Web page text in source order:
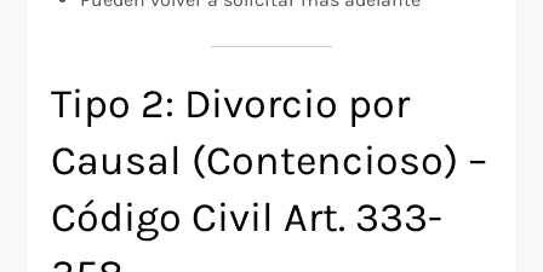
Tipo 2: Divorcio por
Causal (Contencioso) –
Código Civil Art. 333-